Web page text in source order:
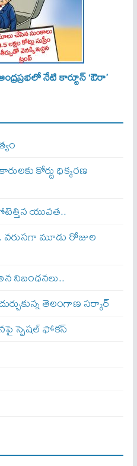
నేటి కార్టూన్ ‘ఔరా’
కోర్టు ధిక్కరణ
యువత..
వరుసగా మూడు రోజుల
నిబంధనలు..
తెలంగాణ స‌ర్కార్
స్పెషల్ ఫోకస్